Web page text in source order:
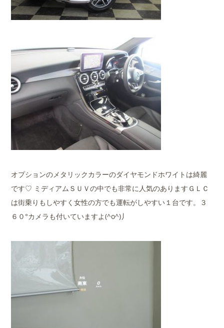
オプションのメタリックカラーのダイヤモンドホワイトは綺麗
です♡ ミディアムＳＵＶの中でも非常に人気のありますＧＬＣ
は街乗りもしやすく女性の方でも運転がしやすい１台です。３
６０°カメラも付いていますよ(^o^)丿